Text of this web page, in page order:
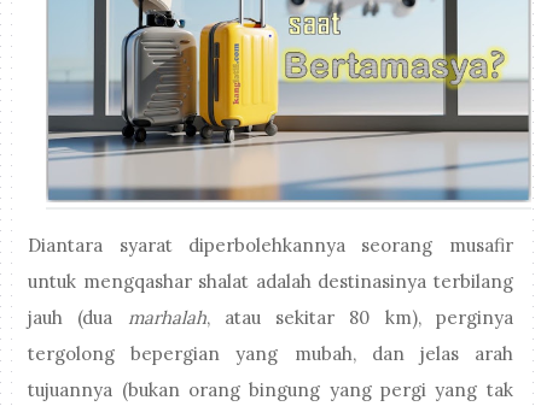
Diantara syarat diperbolehkannya seorang musafir
untuk mengqashar shalat adalah destinasinya terbilang
jauh (dua
marhalah, atau sekitar 80 km), perginya
tergolong bepergian yang mubah, dan jelas arah
tujuannya (bukan orang bingung yang pergi yang tak